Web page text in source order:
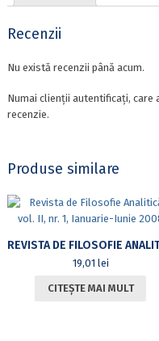
Recenzii
Nu există recenzii până acum.
Numai clienții autentificați, care
recenzie.
Produse similare
19,01 lei
CITEȘTE MAI MULT